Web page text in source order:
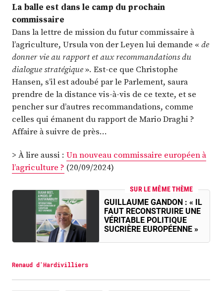
La balle est dans le camp du prochain
commissaire
Dans la lettre de mission du futur commissaire à
l’agriculture, Ursula von der Leyen lui demande «de
donner vie au rapport et aux recommandations du
dialogue stratégique». Est-ce que Christophe
Hansen, s’il est adoubé par le Parlement, saura
prendre de la distance vis-à-vis de ce texte, et se
pencher sur d’autres recommandations, comme
celles qui émanent du rapport de Mario Draghi ?
Affaire à suivre de près…
> À lire aussi : Un nouveau commissaire européen à
l’agriculture ? (20/09/2024)
SUR LE MÊME THÈME
GUILLAUME GANDON : « IL
FAUT RECONSTRUIRE UNE
VÉRITABLE POLITIQUE
SUCRIÈRE EUROPÉENNE »
Renaud d'Hardivilliers